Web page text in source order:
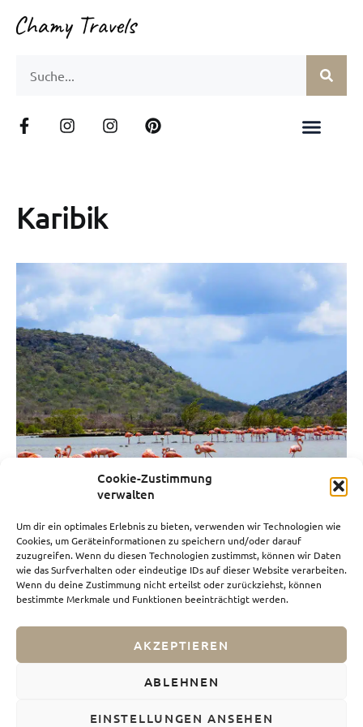
Cookie-Zustimmung
verwalten
Um dir ein optimales Erlebnis zu bieten, verwenden wir Technologien wie
Cookies, um Geräteinformationen zu speichern und/oder darauf
zuzugreifen. Wenn du diesen Technologien zustimmst, können wir Daten
wie das Surfverhalten oder eindeutige IDs auf dieser Website verarbeiten.
Wenn du deine Zustimmung nicht erteilst oder zurückziehst, können
bestimmte Merkmale und Funktionen beeinträchtigt werden.
AKZEPTIEREN
ABLEHNEN
EINSTELLUNGEN ANSEHEN
Karibik
29.04.2016
Impressum Datenschutz
Webdesign von Nicolas Grimm